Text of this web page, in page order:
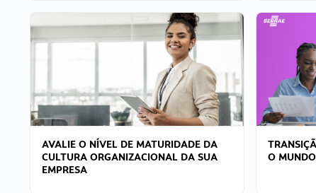
AVALIE O NÍVEL DE MATURIDADE DA
CULTURA ORGANIZACIONAL DA SUA
EMPRESA
O